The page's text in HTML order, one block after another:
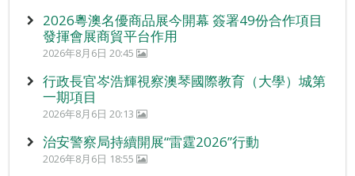
2026粵澳名優商品展今開幕 簽署49份合作項目
發揮會展商貿平台作用
2026年8月6日 20:45
行政長官岑浩輝視察澳琴國際教育（大學）城第
一期項目
2026年8月6日 20:13
治安警察局持續開展“雷霆2026”行動
2026年8月6日 18:55